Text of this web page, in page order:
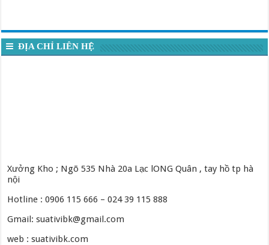
ĐỊA CHỈ LIÊN HỆ
Xưởng Kho ; Ngõ 535 Nhà 20a Lạc lONG Quân , tay hồ tp hà
nội
Hotline : 0906 115 666 – 024 39 115 888
Gmail: suativibk@gmail.com
web : suativibk.com